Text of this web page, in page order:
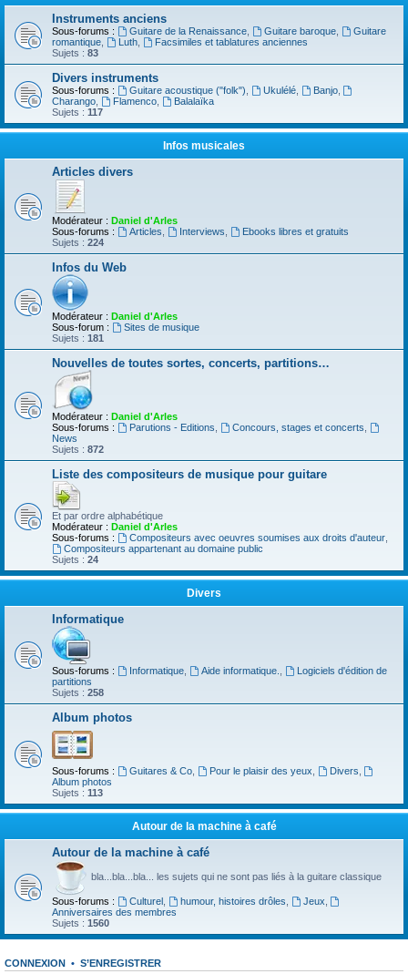
Instruments anciens
Sous-forums : Guitare de la Renaissance, Guitare baroque,
Guitare
romantique
Luth,
Facsimiles et tablatures anciennes
Sujets : 83
Divers instruments
Sous-forums : Guitare acoustique ("folk") Ukulélé, Banjo,
Charango
Flamenco,
Balalaïka
Sujets : 117
Infos musicales
Articles divers
Modérateur : Daniel d'Arles
Sous-forums :
Articles Interviews
Ebooks libres et gratuits
Sujets : 224
Infos du Web
Modérateur : Daniel d'Arles
Sous-forum :
Sites de musique
Sujets : 181
Nouvelles de toutes sortes, concerts, partitions…
Modérateur : Daniel d'Arles
Sous-forums :
Parutions - Editions Concours, stages et concerts
News
Sujets : 872
Liste des compositeurs de musique pour guitare
Et par ordre alphabétique
Modérateur : Daniel d'Arles
Sous-forums :
Compositeurs avec oeuvres soumises aux droits d'auteur,
Compositeurs appartenant au domaine public
Sujets : 24
Divers
Informatique
Sous-forums : Informatique, Aide informatique.
Logiciels d'édition de
partitions
Sujets : 258
Album photos
Sous-forums : Guitares & Co, Pour le plaisir des yeux Divers
Album photos
Sujets : 113
Autour de la machine à café
Autour de la machine à café
bla...bla...bla... les sujets qui ne sont pas liés à la guitare classique
Sous-forums : Culturel, humour, histoires drôles Jeux
Anniversaires des membres
Sujets : 1560
CONNEXION • S’ENREGISTRER